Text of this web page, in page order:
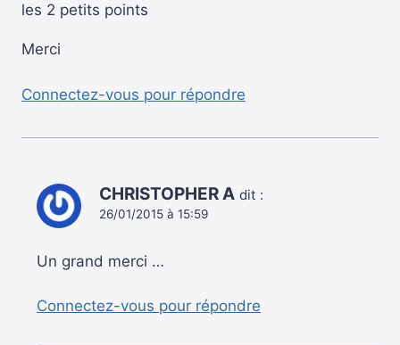
les 2 petits points
Merci
Connectez-vous pour répondre
CHRISTOPHER A dit :
26/01/2015 à 15:59
Un grand merci …
Connectez-vous pour répondre